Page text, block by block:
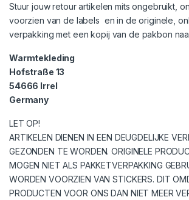
Stuur jouw retour artikelen mits ongebruikt,
voorzien van de labels en in de originele,
verpakking met een kopij van de pakbon
Warmtekleding
Hofstraße 13
54666 Irrel
Germany
LET OP!
ARTIKELEN DIENEN IN EEN DEUGDELIJKE
GEZONDEN TE WORDEN. ORIGINELE
MOGEN NIET ALS PAKKETVERPAKKING
WORDEN VOORZIEN VAN STICKERS. DIT
PRODUCTEN VOOR ONS DAN NIET MEER